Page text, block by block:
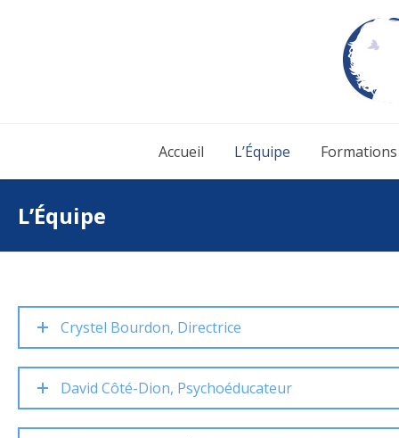
Accueil L’Équipe Formations
L’Équipe
Crystel Bourdon, Directrice
David Côté-Dion, Psychoéducateur